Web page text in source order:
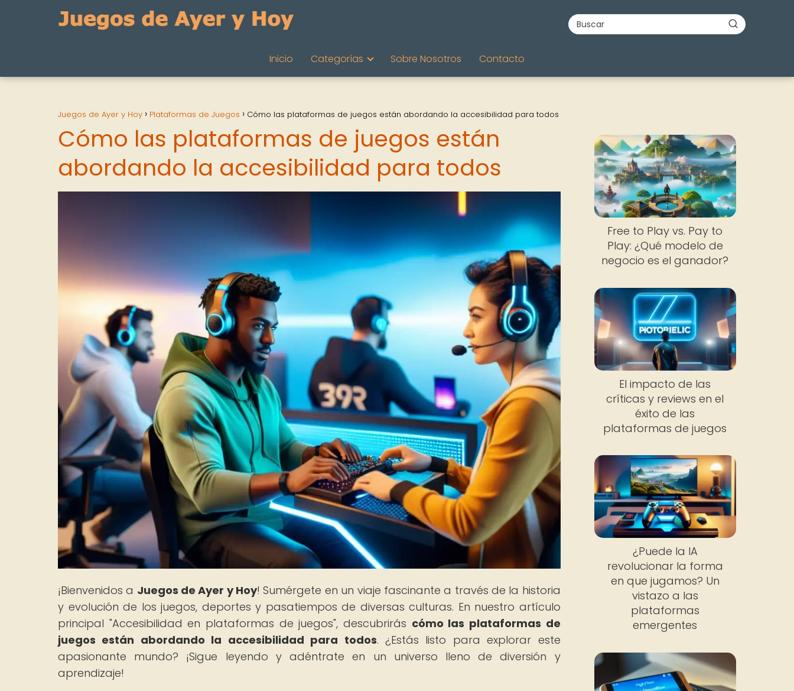
Inicio Categorías Sobre Nosotros Contacto
Juegos de Ayer y Hoy Plataformas de Juegos Cómo las plataformas de juegos están abordando la accesibilidad para todos
Cómo las plataformas de juegos están
abordando la accesibilidad para todos
¡Bienvenidos a Juegos de Ayer y Hoy! Sumérgete en un viaje fascinante a través de la historia
y evolución de los juegos, deportes y pasatiempos de diversas culturas. En nuestro artículo
principal "Accesibilidad en plataformas de juegos", descubrirás cómo las plataformas de
juegos están abordando la accesibilidad para todos. ¿Estás listo para explorar este
apasionante mundo? ¡Sigue leyendo y adéntrate en un universo lleno de diversión y
aprendizaje!
Free to Play vs. Pay to
Play: ¿Qué modelo de
negocio es el ganador?
El impacto de las
críticas y reviews en el
éxito de las
plataformas de juegos
¿Puede la IA
revolucionar la forma
en que jugamos? Un
vistazo a las
plataformas
emergentes